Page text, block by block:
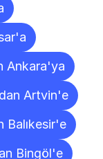
Ankara'ya
Artvin'e
Balıkesir'e
Bingöl'e